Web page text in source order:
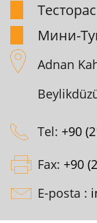
Мини-
Adnan
Tel: +90
Fax: +90
E-posta :